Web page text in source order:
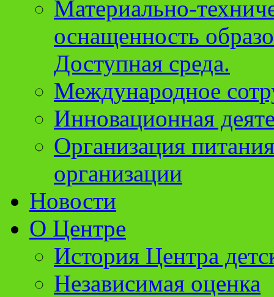
Материально-
оснащенность
Доступная среда.
Международное
Инновационная
Организация
организации
Новости
О Центре
История Центра
Независимая оценка